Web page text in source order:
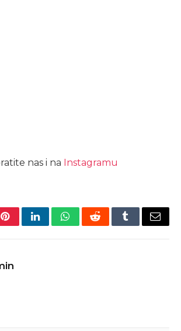
nas i na Instagramu
PinterestLinkedInWhatsAppRedditTumblrEmail